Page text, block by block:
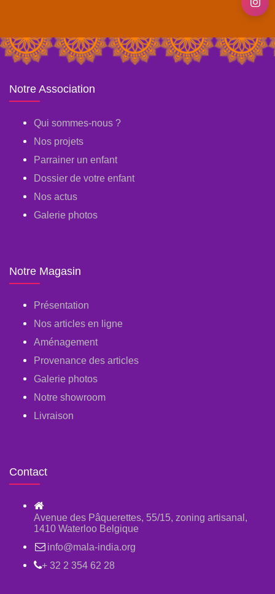
Notre Association
Qui sommes-nous ?
Nos projets
Parrainer un enfant
Dossier de votre enfant
Nos actus
Galerie photos
Notre Magasin
Présentation
Nos articles en ligne
Aménagement
Provenance des articles
Galerie photos
Notre showroom
Livraison
Contact
Avenue des Pâquerettes, 55/15, zoning artisanal,
1410 Waterloo Belgique
info@mala-india.org
+ 32 2 354 62 28